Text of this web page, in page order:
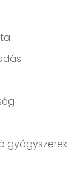
gyógyszerek